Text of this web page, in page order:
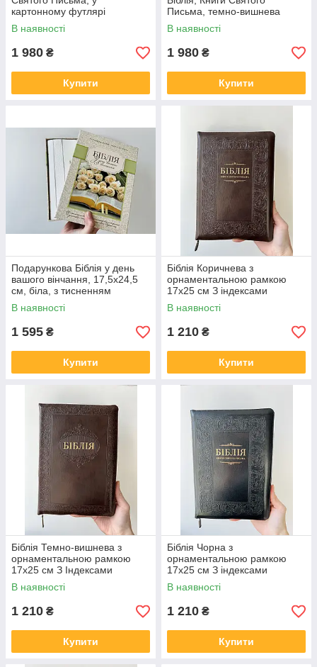
картонному футлярі
17,5х24,5 см, чорна, з
тисненням
В наявності
1 980 ₴
Купити
Письма, темно-вишнева
В наявності
1 980 ₴
Купити
Подарункова Біблія у день
вашого вінчання, 17,5х24,5
см, біла, з тисненням
В наявності
1 595 ₴
Купити
Біблія Коричнева з
орнаментальною рамкою
17х25 см З індексами
Замочком
В наявності
1 210 ₴
Купити
Біблія Темно-вишнева з
орнаментальною рамкою
17х25 см З Індексами
Замочком
В наявності
1 210 ₴
Купити
Біблія Чорна з
орнаментальною рамкою
17х25 см З індексами
Замочком
В наявності
1 210 ₴
Купити